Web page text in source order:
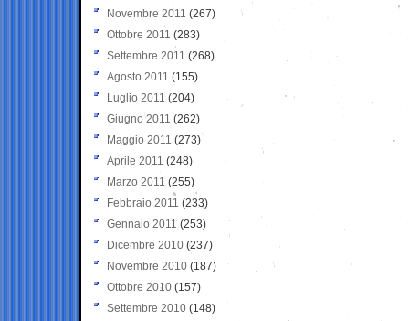
Novembre 2011 (267)
Ottobre 2011 (283)
Settembre 2011 (268)
Agosto 2011 (155)
Luglio 2011 (204)
Giugno 2011 (262)
Maggio 2011 (273)
Aprile 2011 (248)
Marzo 2011 (255)
Febbraio 2011 (233)
Gennaio 2011 (253)
Dicembre 2010 (237)
Novembre 2010 (187)
Ottobre 2010 (157)
Settembre 2010 (148)